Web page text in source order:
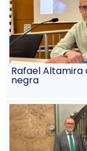
Rafael
negra